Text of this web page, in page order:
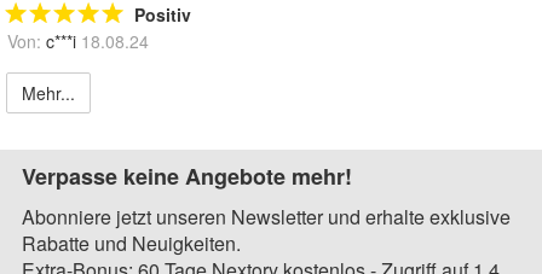
Positiv
Von: c***i 18.08.24
Mehr...
Verpasse keine Angebote mehr!
Abonniere jetzt unseren Newsletter und erhalte exklusive
Rabatte und Neuigkeiten.